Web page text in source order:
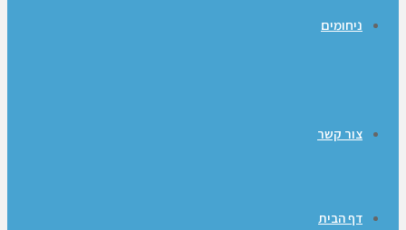
ניחומים
צור קשר
דף הבית